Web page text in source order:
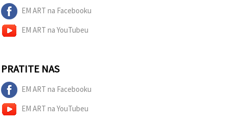
EM ART na Facebooku
EM ART na YouTubeu
PRATITE NAS
EM ART na Facebooku
EM ART na YouTubeu